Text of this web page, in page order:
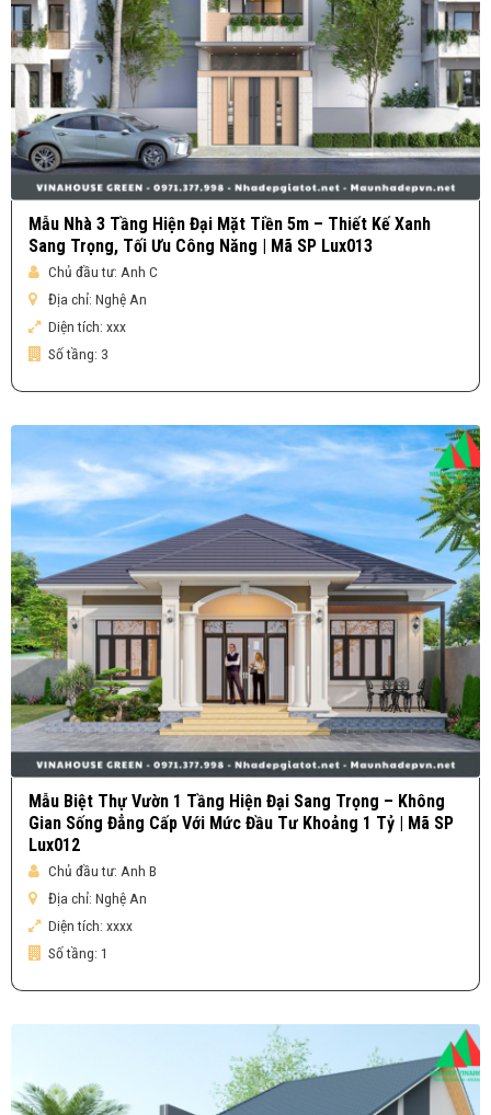
Mẫu Nhà 3 Tầng Hiện Đại Mặt Tiền 5m – Thiết Kế Xanh
Sang Trọng, Tối Ưu Công Năng | Mã SP Lux013
Chủ đầu tư: Anh C
Địa chỉ: Nghệ An
Diện tích: xxx
Số tầng: 3
Mẫu Biệt Thự Vườn 1 Tầng Hiện Đại Sang Trọng – Không
Gian Sống Đẳng Cấp Với Mức Đầu Tư Khoảng 1 Tỷ | Mã SP
Lux012
Chủ đầu tư: Anh B
Địa chỉ: Nghệ An
Diện tích: xxxx
Số tầng: 1